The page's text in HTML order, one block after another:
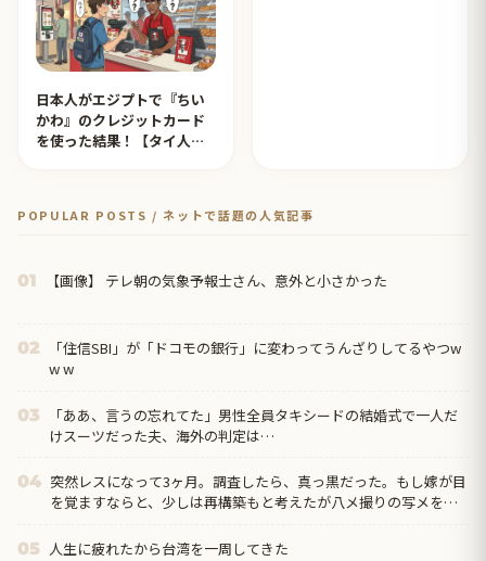
日本人がエジプトで『ちい
かわ』のクレジットカード
を使った結果！【タイ人の
POPULAR POSTS / ネットで話題の人気記事
01 【画像】 テレ朝の気象予報士さん、意外と小さかった
02
「住信SBI」が「ドコモの銀行」に変わってうんざりしてるやつw
w w
03
「ああ、言うの忘れてた」男性全員タキシードの結婚式で一人だ
けスーツだった夫、海外の判定は…
04 突然レスになって3ヶ月。調査したら、真っ黒だった。もし嫁が目
を覚ますならと、少しは再構築もと考えたが八メ撮りの写メを何
05 人生に疲れたから台湾を一周してきた